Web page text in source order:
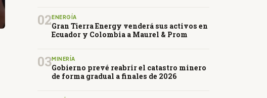
02 ENERGÍA
Gran Tierra Energy venderá sus activos en
Ecuador y Colombia a Maurel & Prom
03MINERÍA
Gobierno prevé reabrir el catastro minero
de forma gradual a finales de 2026